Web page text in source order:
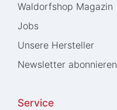
Waldorfshop Magazin
Jobs
Unsere Hersteller
Newsletter abonnieren
Service